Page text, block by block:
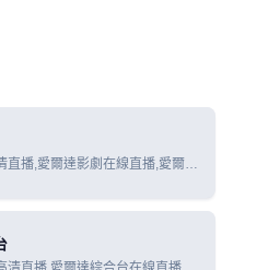
直播,愛爾達影劇在線直播,愛爾達